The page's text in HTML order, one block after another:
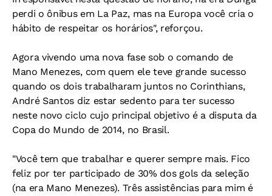
perdi o ônibus em La Paz, mas na Europa você cria o
hábito de respeitar os horários", reforçou.
Agora vivendo uma nova fase sob o comando de
Mano Menezes, com quem ele teve grande sucesso
quando os dois trabalharam juntos no Corinthians,
André Santos diz estar sedento para ter sucesso
neste novo ciclo cujo principal objetivo é a disputa da
Copa do Mundo de 2014, no Brasil.
"Você tem que trabalhar e querer sempre mais. Fico
feliz por ter participado de 30% dos gols da seleção
(na era Mano Menezes). Três assistências para mim é